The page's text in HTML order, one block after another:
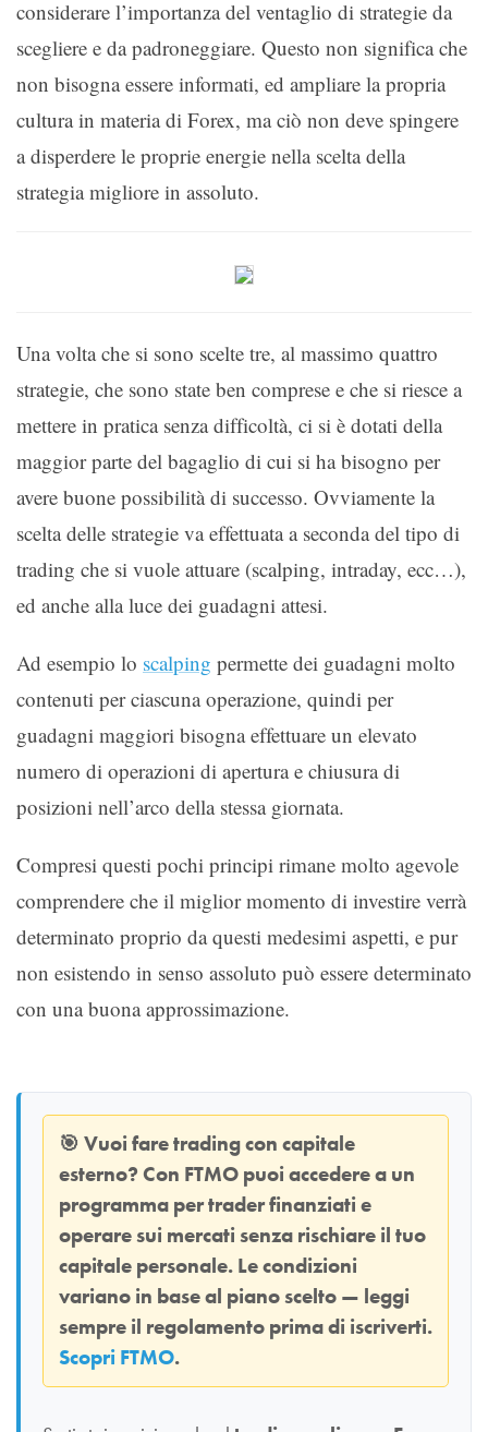
considerare l’importanza del ventaglio di strategie da
scegliere e da padroneggiare. Questo non significa che
non bisogna essere informati, ed ampliare la propria
cultura in materia di Forex, ma ciò non deve spingere
a disperdere le proprie energie nella scelta della
strategia migliore in assoluto.
Una volta che si sono scelte tre, al massimo quattro
strategie, che sono state ben comprese e che si riesce a
mettere in pratica senza difficoltà, ci si è dotati della
maggior parte del bagaglio di cui si ha bisogno per
avere buone possibilità di successo. Ovviamente la
scelta delle strategie va effettuata a seconda del tipo di
trading che si vuole attuare (scalping, intraday, ecc…),
ed anche alla luce dei guadagni attesi.
Ad esempio lo scalping permette dei guadagni molto
contenuti per ciascuna operazione, quindi per
guadagni maggiori bisogna effettuare un elevato
numero di operazioni di apertura e chiusura di
posizioni nell’arco della stessa giornata.
Compresi questi pochi principi rimane molto agevole
comprendere che il miglior momento di investire verrà
determinato proprio da questi medesimi aspetti, e pur
non esistendo in senso assoluto può essere determinato
con una buona approssimazione.
🎯 Vuoi fare trading con capitale
esterno? Con FTMO puoi accedere a un
programma per trader finanziati e
operare sui mercati senza rischiare il tuo
capitale personale. Le condizioni
variano in base al piano scelto — leggi
sempre il regolamento prima di iscriverti.
Scopri FTMO.